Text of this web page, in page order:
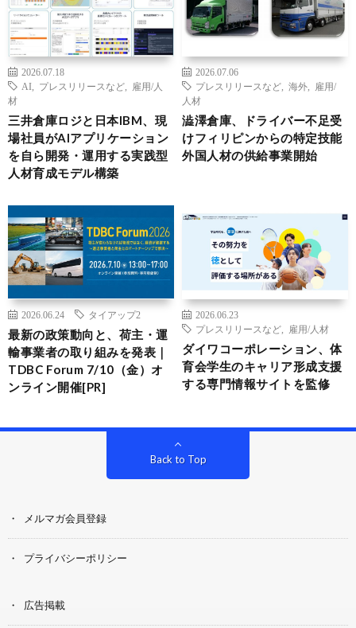
2026.07.18
AI
プレスリリースなど
雇用/人
材
三井倉庫ロジと日本IBM、現
場社員がAIアプリケーション
を自ら開発・運用する実践型
人材育成モデル構築
2026.07.06
プレスリリースなど
海外
雇用/
人材
澁澤倉庫、ドライバー不足受
けフィリピンからの特定技能
外国人材の供給事業開始
2026.06.24 タイアップ2
最新の政策動向と、荷主・運
輸事業者の取り組みを発表｜
TDBC Forum 7/10（金）オ
ンライン開催[PR]
2026.06.23
プレスリリースなど
雇用/人材
ダイワコーポレーション、体
育会学生のキャリア形成支援
する専門情報サイトを監修
Back to Top
メルマガ会員登録
プライバシーポリシー
広告掲載